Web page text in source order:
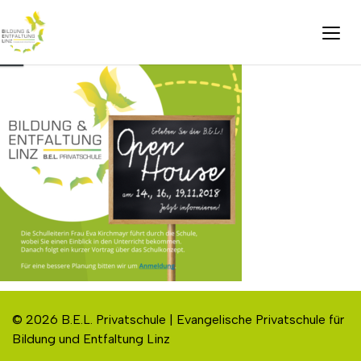
© 2026 B.E.L. Privatschule | Evangelische Privatschule für
Bildung und Entfaltung Linz